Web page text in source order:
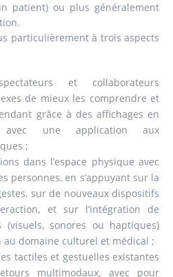
patient) ou plus généralement
particulièrement à trois aspects
et collaborateurs
de mieux les comprendre et
grâce à des affichages en
avec une application aux
;
dans l’espace physique avec
personnes, en s’appuyant sur la
sur de nouveaux dispositifs
et sur l’intégration de
(visuels, sonores ou haptiques)
au domaine culturel et médical ;
tactiles et gestuelles existantes
multimodaux, avec pour